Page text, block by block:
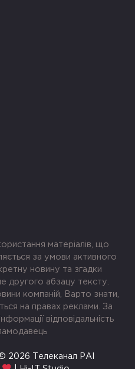
матеріалів, що
за умови активного
новину та згадки
абзацу тексту.
компаній, Варто знати,
на правах реклами. За
відповідальність
2026 Телеканал РАІ